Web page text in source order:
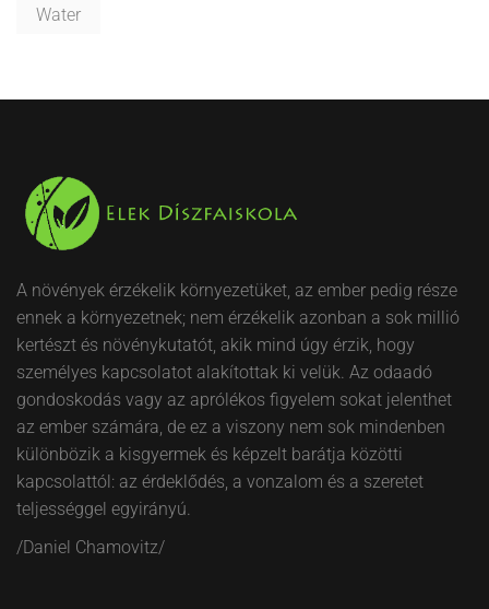
Water
A növények érzékelik környezetüket, az ember pedig része
ennek a környezetnek; nem érzékelik azonban a sok millió
kertészt és növénykutatót, akik mind úgy érzik, hogy
személyes kapcsolatot alakítottak ki velük. Az odaadó
gondoskodás vagy az aprólékos figyelem sokat jelenthet
az ember számára, de ez a viszony nem sok mindenben
különbözik a kisgyermek és képzelt barátja közötti
kapcsolattól: az érdeklődés, a vonzalom és a szeretet
teljességgel egyirányú.
/Daniel Chamovitz/